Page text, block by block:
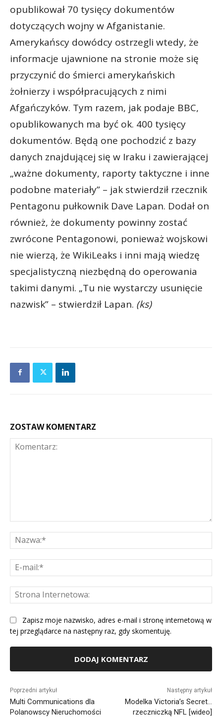
opublikował 70 tysięcy dokumentów
dotyczących wojny w Afganistanie.
Amerykańscy dowódcy ostrzegli wtedy, że
informacje ujawnione na stronie może się
przyczynić do śmierci amerykańskich
żołnierzy i współpracujących z nimi
Afgańczyków. Tym razem, jak podaje BBC,
opublikowanych ma być ok. 400 tysięcy
dokumentów. Będą one pochodzić z bazy
danych znajdującej się w Iraku i zawierającej
„ważne dokumenty, raporty taktyczne i inne
podobne materiały” – jak stwierdził rzecznik
Pentagonu pułkownik Dave Lapan. Dodał on
również, że dokumenty powinny zostać
zwrócone Pentagonowi, ponieważ wojskowi
nie wierzą, że WikiLeaks i inni mają wiedzę
specjalistyczną niezbędną do operowania
takimi danymi. „Tu nie wystarczy usunięcie
nazwisk” – stwierdził Lapan. (ks)
ZOSTAW KOMENTARZ
Zapisz moje nazwisko, adres e-mail i stronę internetową w
tej przeglądarce na następny raz, gdy skomentuję.
Poprzedni artykuł
Multi Communications dla
Polanowscy Nieruchomości
Następny artykuł
Modelka Victoria’s Secret…
rzeczniczką NFL [wideo]